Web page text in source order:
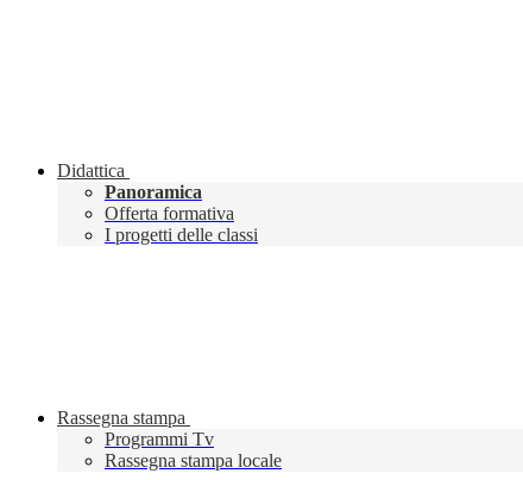
Didattica
Panoramica
Offerta formativa
I progetti delle classi
Rassegna stampa
Programmi Tv
Rassegna stampa locale